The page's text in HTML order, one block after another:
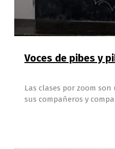
Voces de pibes y
Las clases por zoom
sus compañeros y